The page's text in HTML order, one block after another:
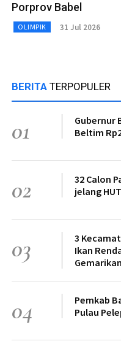
Porprov Babel
OLIMPIK 31 Jul 2026
BERITA TERPOPULER
01
Gubernur
Beltim
02
32 Calon
jelang
03
3
Ikan
Gemarikan
04
Pemkab
Pulau